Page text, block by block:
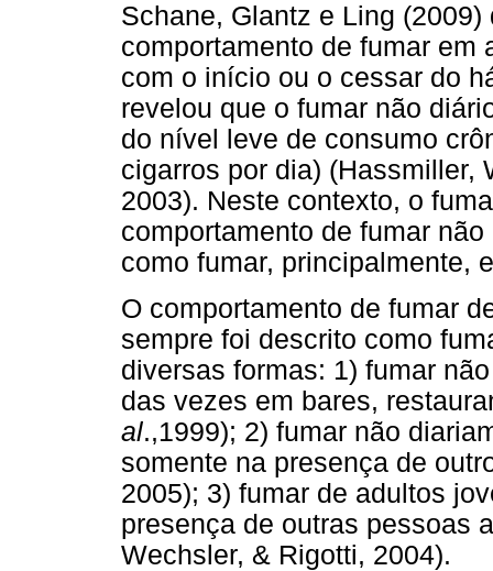
Schane, Glantz e Ling
comportamento de fumar em
com o início ou o cessar do
revelou que o fumar não
do nível leve de consumo
cigarros por dia) (Hassmiller,
2003). Neste contexto, o
comportamento de fumar
como fumar, principalmente,
O comportamento de fumar
sempre foi descrito como
diversas formas: 1) fumar
das vezes em bares,
al.,1999); 2) fumar não
somente na presença de
2005); 3) fumar de adultos
presença de outras pessoas
Wechsler, & Rigotti, 2004).